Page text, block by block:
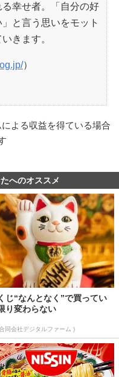
幸せ者。「自分の好
と言う思いをモット
きます。
）
よる収益を得ている場合
へのオススメ
じ“なんとなく”で買ってい
り変わらない
同会社デジタルファーム )